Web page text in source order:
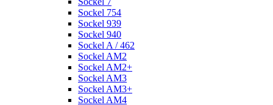
Sockel 754
Sockel 939
Sockel 940
Sockel A / 462
Sockel AM2
Sockel AM2+
Sockel AM3
Sockel AM3+
Sockel AM4